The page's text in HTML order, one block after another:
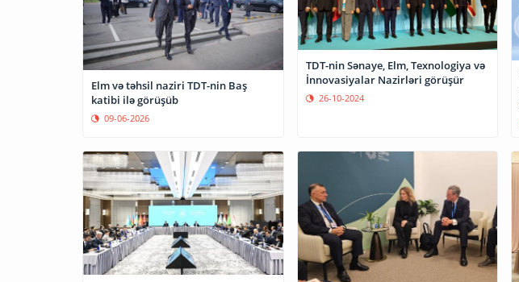
Elm və təhsil naziri TDT-nin Baş
katibi ilə görüşüb
09-06-2026
TDT-nin Sənaye, Elm, Texnologiya və
İnnovasiyalar Nazirləri görüşür
26-10-2024